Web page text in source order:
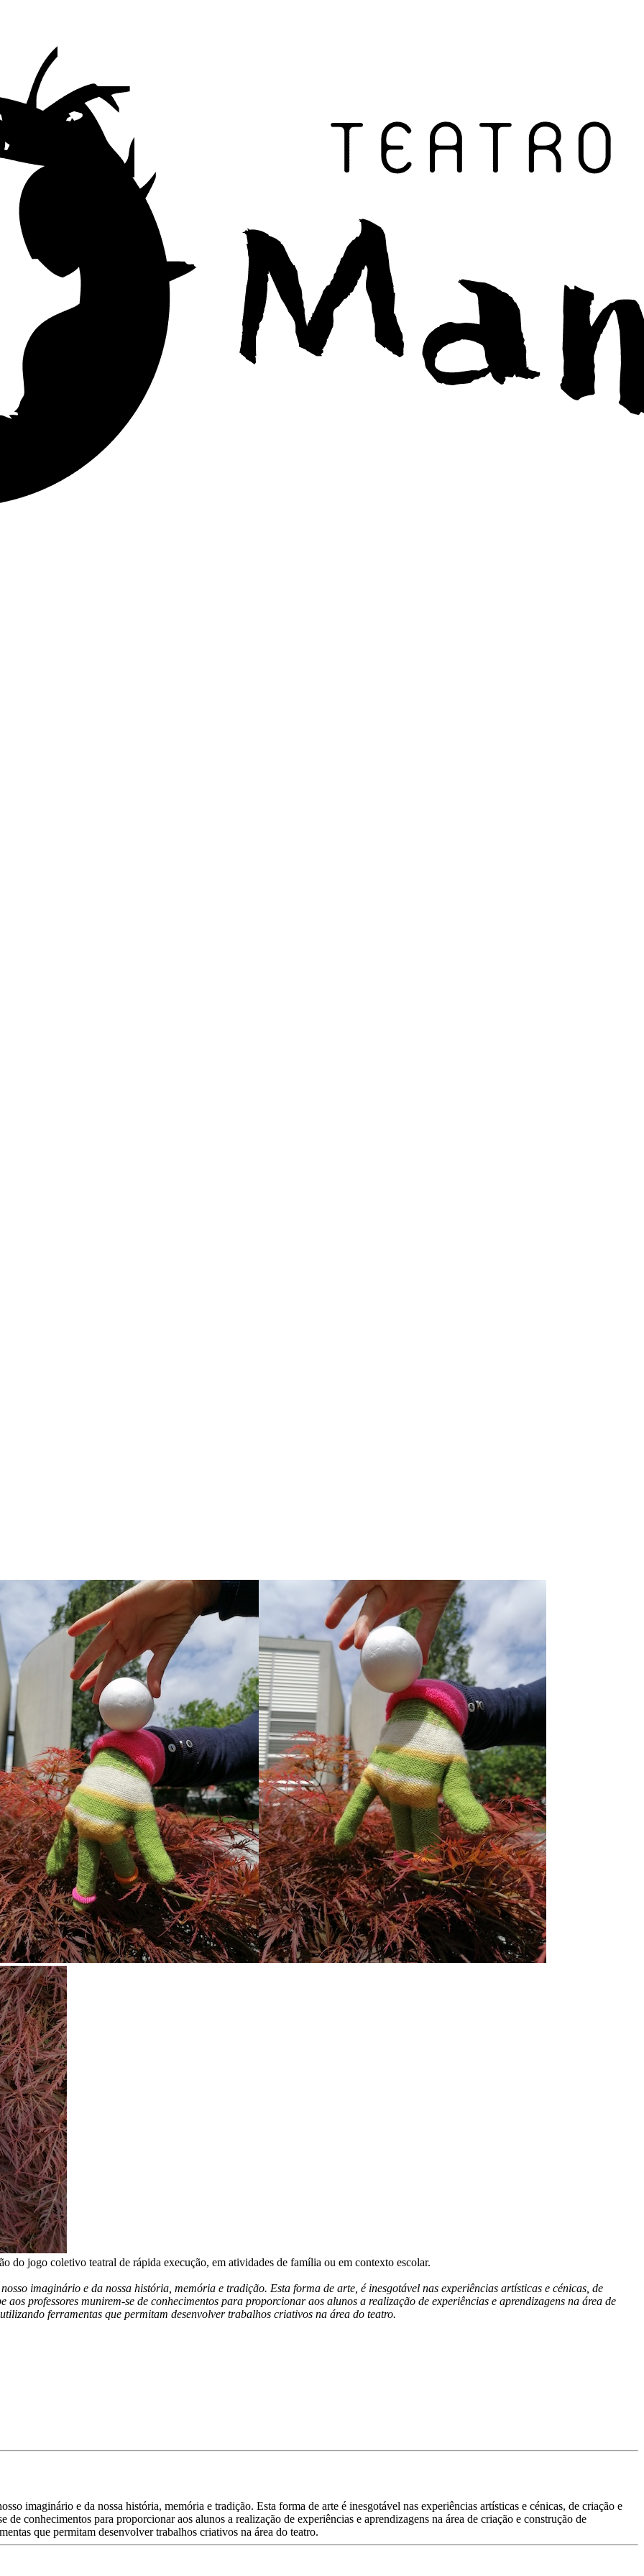
do jogo coletivo teatral de rápida execução, em atividades de família ou em contexto escolar.
imaginário e da nossa história, memória e tradição. Esta forma de arte, é inesgotável nas experiências artísticas e cénicas, de
professores munirem-se de conhecimentos para proporcionar aos alunos a realização de experiências e aprendizagens na área de
ferramentas que permitam desenvolver trabalhos criativos na área do teatro.
imaginário e da nossa história, memória e tradição. Esta forma de arte é inesgotável nas experiências artísticas e cénicas, de criação e
conhecimentos para proporcionar aos alunos a realização de experiências e aprendizagens na área de criação e construção de
que permitam desenvolver trabalhos criativos na área do teatro.